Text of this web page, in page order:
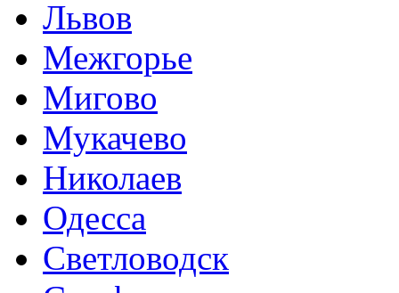
Львов
Межгорье
Мигово
Мукачево
Николаев
Одесса
Светловодск